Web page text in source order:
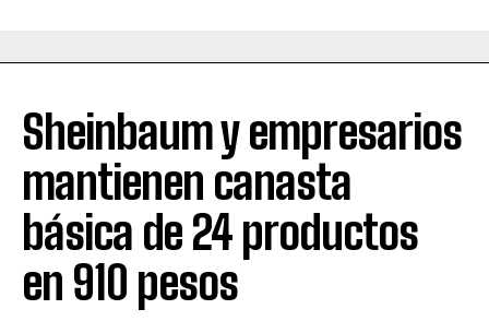
Sheinbaum y empresarios
mantienen canasta
básica de 24 productos
en 910 pesos